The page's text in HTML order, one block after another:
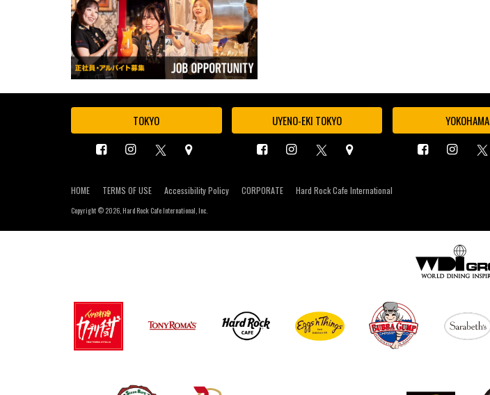
TOKYO UYENO-EKI TOKYO YOKOHAMA
HOME TERMS OF USE Accessibility Policy CORPORATE Hard Rock Cafe International
Copyright © 2026, Hard Rock Cafe International, Inc.